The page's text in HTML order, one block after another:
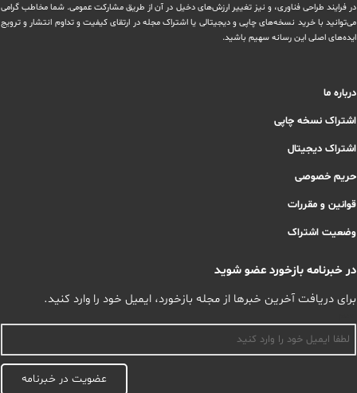
در ‏فرایند طراحی فناوری، و نیز تغییر ارزش‌های دخيل در آن از طریق مشاركت عمومی. شما مخاطب گرامی
می‌توانید با خرید نسخه‌های چاپی و دیجیتالی یا ‏اشتراک مجله در ارتقای کیفیت و تداوم انتشار و ترویج
ایده‌های اصلی این رسانه سهیم باشید.
درباره ما
اشتراک نسخه چاپی
اشتراک دیجیتال
حریم خصوصی
قوانین و مقررات
وضعیت اشتراک
در خبرنامه بازخورد عضو شوید
برای دریافت آخرین خبرها از مجله بازخورد، ایمیل خود را وارد کنید.
عضویت در خبرنامه